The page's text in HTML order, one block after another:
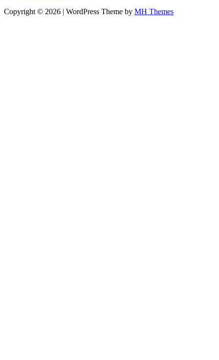
Copyright © 2026 | WordPress Theme by MH Themes